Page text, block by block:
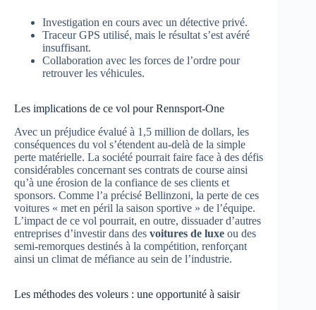
Investigation en cours avec un détective privé.
Traceur GPS utilisé, mais le résultat s’est avéré
insuffisant.
Collaboration avec les forces de l’ordre pour
retrouver les véhicules.
Les implications de ce vol pour Rennsport-One
Avec un préjudice évalué à 1,5 million de dollars, les
conséquences du vol s’étendent au-delà de la simple
perte matérielle. La société pourrait faire face à des défis
considérables concernant ses contrats de course ainsi
qu’à une érosion de la confiance de ses clients et
sponsors. Comme l’a précisé Bellinzoni, la perte de ces
voitures « met en péril la saison sportive » de l’équipe.
L’impact de ce vol pourrait, en outre, dissuader d’autres
entreprises d’investir dans des voitures de luxe ou des
semi-remorques destinés à la compétition, renforçant
ainsi un climat de méfiance au sein de l’industrie.
Les méthodes des voleurs : une opportunité à saisir